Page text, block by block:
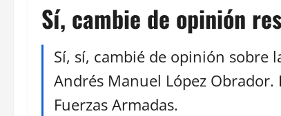
Sí, cambie de opinión
Sí, sí, cambié de opinión sobre
Andrés Manuel López
Fuerzas Armadas.